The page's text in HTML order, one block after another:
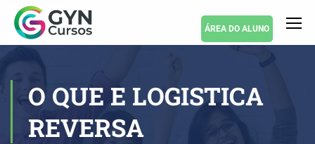
ÁREA DO ALUNO
O QUE E LOGISTICA
REVERSA